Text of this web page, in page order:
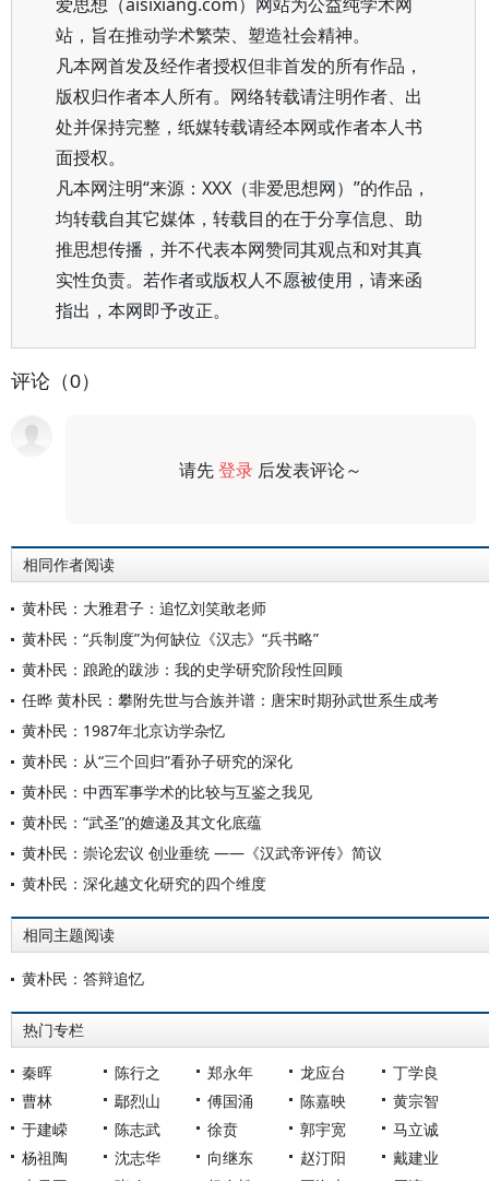
站，旨在推动学术繁荣、塑造社会精神。
凡本网首发及经作者授权但非首发的所有作品，
版权归作者本人所有。网络转载请注明作者、出
处并保持完整，纸媒转载请经本网或作者本人书
面授权。
凡本网注明“来源：XXX（非爱思想网）”的作品，
均转载自其它媒体，转载目的在于分享信息、助
推思想传播，并不代表本网赞同其观点和对其真
实性负责。若作者或版权人不愿被使用，请来函
指出，本网即予改正。
评论（0）
请先登录 后发表评论～
相同作者阅读
黄朴民：大雅君子：追忆刘笑敢老师
黄朴民：“兵制度”为何缺位《汉志》“兵书略”
黄朴民：踉跄的跋涉：我的史学研究阶段性回顾
任晔 黄朴民：攀附先世与合族并谱：唐宋时期孙武世系生成考
黄朴民：1987年北京访学杂忆
黄朴民：从“三个回归”看孙子研究的深化
黄朴民：中西军事学术的比较与互鉴之我见
黄朴民：“武圣”的嬗递及其文化底蕴
黄朴民：崇论宏议 创业垂统 ——《汉武帝评传》简议
黄朴民：深化越文化研究的四个维度
相同主题阅读
黄朴民：答辩追忆
热门专栏
秦晖 陈行之 郑永年 龙应台
丁学良
曹林
鄢烈山 傅国涌 陈嘉映
黄宗智
于建嵘
陈志武 徐贲 郭宇宽
马立诚
杨祖陶
沈志华 向继东 赵汀阳
戴建业